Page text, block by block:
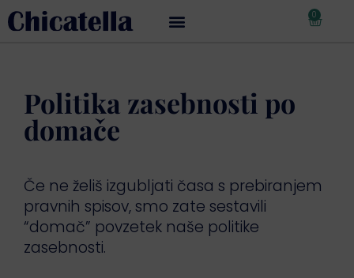
0
Politika zasebnosti po
domače
Če ne želiš izgubljati časa s prebiranjem
pravnih spisov, smo zate sestavili
“domač” povzetek naše politike
zasebnosti.